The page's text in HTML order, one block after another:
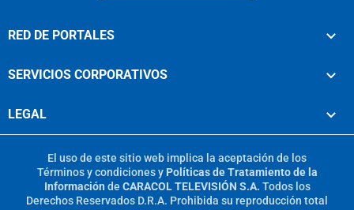
RED DE PORTALES
SERVICIOS CORPORATIVOS
LEGAL
El uso de este sitio web implica la aceptación de los
Términos y condicionesy Políticas de Tratamiento de la
Información de CARACOL TELEVISIÓN S.A. Todos los
Derechos Reservados D.R.A. Prohibida su reproducción total